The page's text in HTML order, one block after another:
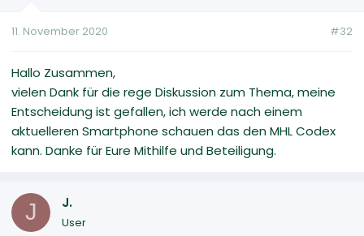
11. November 2020 #32
Hallo Zusammen,
vielen Dank für die rege Diskussion zum Thema, meine
Entscheidung ist gefallen, ich werde nach einem
aktuelleren Smartphone schauen das den MHL Codex
kann. Danke für Eure Mithilfe und Beteiligung.
J J.
User